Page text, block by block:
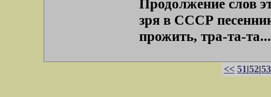
Продолжение слов
зря в СССР
прожить, тра-та-
<< 51|52|53